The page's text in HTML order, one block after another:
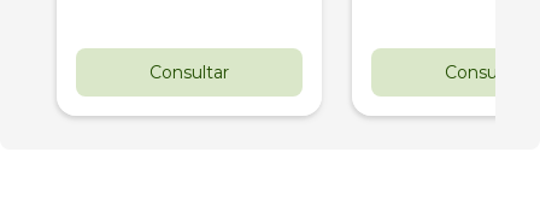
Consultar Consultar